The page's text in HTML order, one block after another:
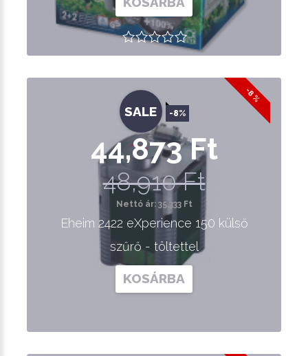
-8 %
SALE -8%
44,873 Ft
48,910 Ft
Nettó ár: 35,333 Ft
Eheim 2422 eXperience 150 külső
szűrő - töltettel
KOSÁRBA